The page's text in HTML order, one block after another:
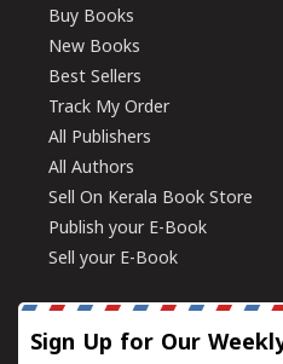
Buy Books
New Books
Best Sellers
Track My Order
All Publishers
All Authors
Sell On Kerala Book Store
Publish your E-Book
Sell your E-Book
Sign Up for Our